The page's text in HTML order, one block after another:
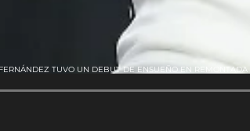
TUVO UN DEBUT DE ENSUEÑO EN REMONTADA